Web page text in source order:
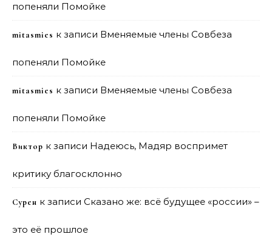
попеняли Помойке
mitasmies к записи Вменяемые члены Совбеза
попеняли Помойке
mitasmies к записи Вменяемые члены Совбеза
попеняли Помойке
Виктор к записи Надеюсь, Мадяр воспримет
критику благосклонно
Сурен к записи Сказано же: всё будущее «россии» –
это её прошлое